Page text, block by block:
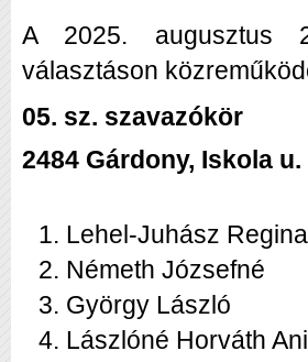
A 2025. augusztus
választáson
05. sz. szavazókör
2484 Gárdony, Iskola
Lehel-Juhász
Németh Józsefné
György László
Lászlóné Horváth